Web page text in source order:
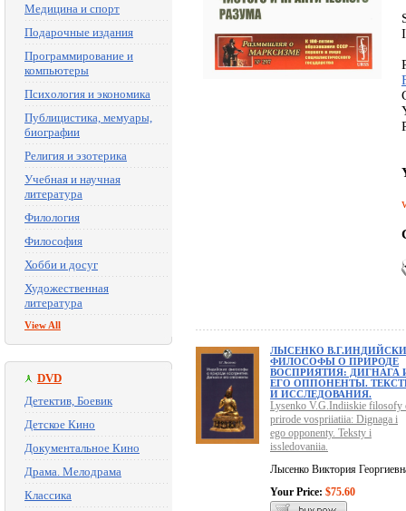
Медицина и спорт
Подарочные издания
Программирование и
компьютеры
Психология и экономика
Публицистика, мемуары,
биографии
Религия и эзотерика
Учебная и научная
литература
Филология
Философия
Хобби и досуг
Художественная
литература
View All
DVD
Детектив, Боевик
Детское Кино
Документальное Кино
Драма. Мелодрама
Классика
ЛЫСЕНКО
ФИЛОСОФЫ О ПРИРОДЕ
ВОСПРИЯТИЯ: ДИГНАГА
ЕГО ОППОНЕНТЫ.
И ИССЛЕДОВАНИЯ.
Lysenko V.G.Indiiskie filosofy
prirode vospriiatiia: Dignaga i
ego opponenty. Teksty i
issledovaniia.
Лысенко Виктория
Your Price: $75.60